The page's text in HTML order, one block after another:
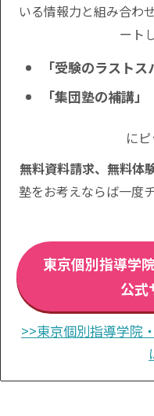
いる情報力と組み合わ
ート
「受験のラストス
「集団塾の補講」
にピ
無料資料請求、無料体
塾をお考えならば一度
東京個別指導学
公式
>>東京個別指導学院